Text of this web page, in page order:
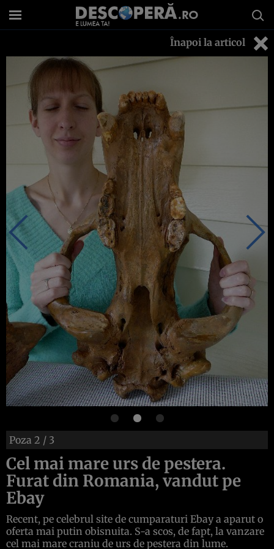
Înapoi la articol
Poza 2 / 3
Cel mai mare urs de pestera.
Furat din Romania, vandut pe
Ebay
Recent, pe celebrul site de cumparaturi Ebay a aparut o
oferta mai putin obisnuita. S-a scos, de fapt, la vanzare
cel mai mare craniu de urs de pestera din lume.